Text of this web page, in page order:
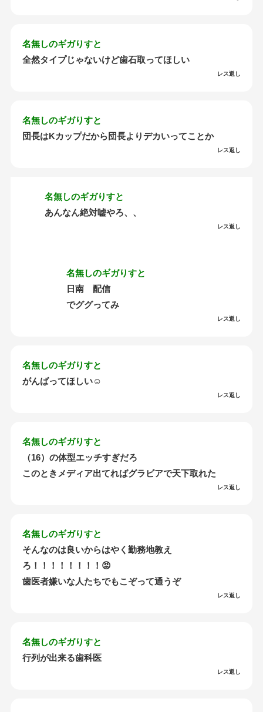
名無しのギガりすと
全然タイプじゃないけど歯石取ってほしい
レス返し
名無しのギガりすと
団長はKカップだから団長よりデカいってことか
レス返し
名無しのギガりすと
あんなん絶対嘘やろ、、
レス返し
名無しのギガりすと
日南 配信
でググってみ
レス返し
名無しのギガりすと
がんばってほしい☺
レス返し
名無しのギガりすと
（16）の体型エッチすぎだろ
このときメディア出てればグラビアで天下取れた
レス返し
名無しのギガりすと
そんなのは良いからはやく勤務地教え
ろ！！！！！！！！😡
歯医者嫌いな人たちでもこぞって通うぞ
レス返し
名無しのギガりすと
行列が出来る歯科医
レス返し